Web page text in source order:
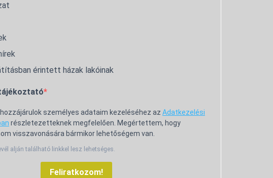
érintett házak lakóinak
személyes adataim kezeléséhez az Adatkezelési
részletezetteknek megfelelően. Megértettem, hogy
visszavonására bármikor lehetőségem van.
alján található linkkel lesz lehetséges.
Feliratkozom!